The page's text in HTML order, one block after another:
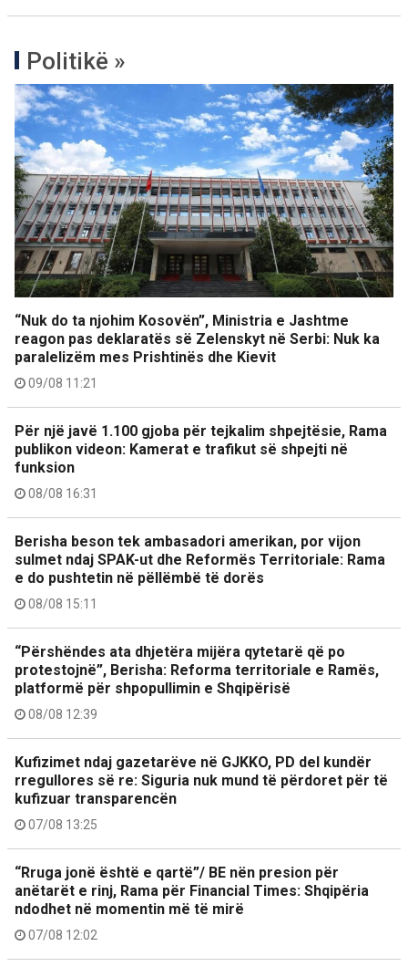
Politikë »
“Nuk do ta njohim Kosovën”, Ministria e Jashtme
reagon pas deklaratës së Zelenskyt në Serbi: Nuk ka
paralelizëm mes Prishtinës dhe Kievit
09/08 11:21
Për një javë 1.100 gjoba për tejkalim shpejtësie, Rama
publikon videon: Kamerat e trafikut së shpejti në
funksion
08/08 16:31
Berisha beson tek ambasadori amerikan, por vijon
sulmet ndaj SPAK-ut dhe Reformës Territoriale: Rama
e do pushtetin në pëllëmbë të dorës
08/08 15:11
“Përshëndes ata dhjetëra mijëra qytetarë që po
protestojnë”, Berisha: Reforma territoriale e Ramës,
platformë për shpopullimin e Shqipërisë
08/08 12:39
Kufizimet ndaj gazetarëve në GJKKO, PD del kundër
rregullores së re: Siguria nuk mund të përdoret për të
kufizuar transparencën
07/08 13:25
“Rruga jonë është e qartë”/ BE nën presion për
anëtarët e rinj, Rama për Financial Times: Shqipëria
ndodhet në momentin më të mirë
07/08 12:02